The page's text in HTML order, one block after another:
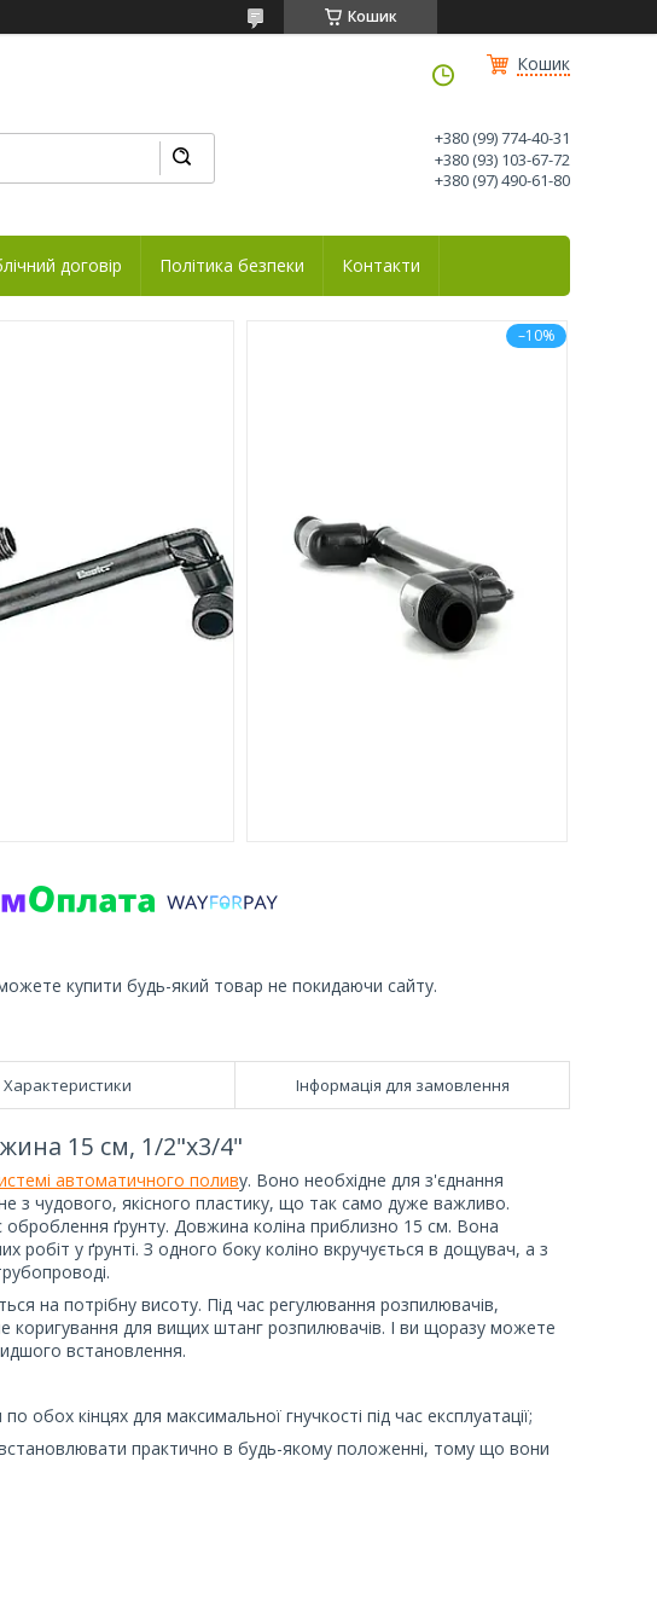
Кошик
Кошик
+380 (99) 774-40-31
+380 (93) 103-67-72
+380 (97) 490-61-80
договір Політика безпеки Контакти
–10%
купити будь-який товар не покидаючи сайту.
Характеристики Інформація для замовлення
15 см, 1/2"х3/4"
автоматичного поливу. Воно необхідне для з'єднання
з чудового, якісного пластику, що так само дуже важливо.
ґрунту. Довжина коліна приблизно 15 см. Вона
робіт у ґрунті. З одного боку коліно вкручується в дощувач, а з
на потрібну висоту. Під час регулювання розпилювачів,
коригування для вищих штанг розпилювачів. І ви щоразу можете
встановлення.
обох кінцях для максимальної гнучкості під час експлуатації;
встановлювати практично в будь-якому положенні, тому що вони